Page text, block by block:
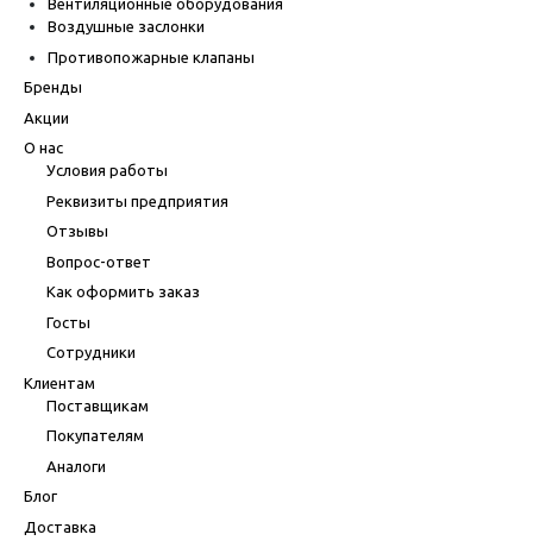
Вентиляционные оборудования
Воздушные заслонки
Противопожарные клапаны
Бренды
Акции
О нас
Условия работы
Реквизиты предприятия
Отзывы
Вопрос-ответ
Как оформить заказ
Госты
Сотрудники
Клиентам
Поставщикам
Покупателям
Аналоги
Блог
Доставка